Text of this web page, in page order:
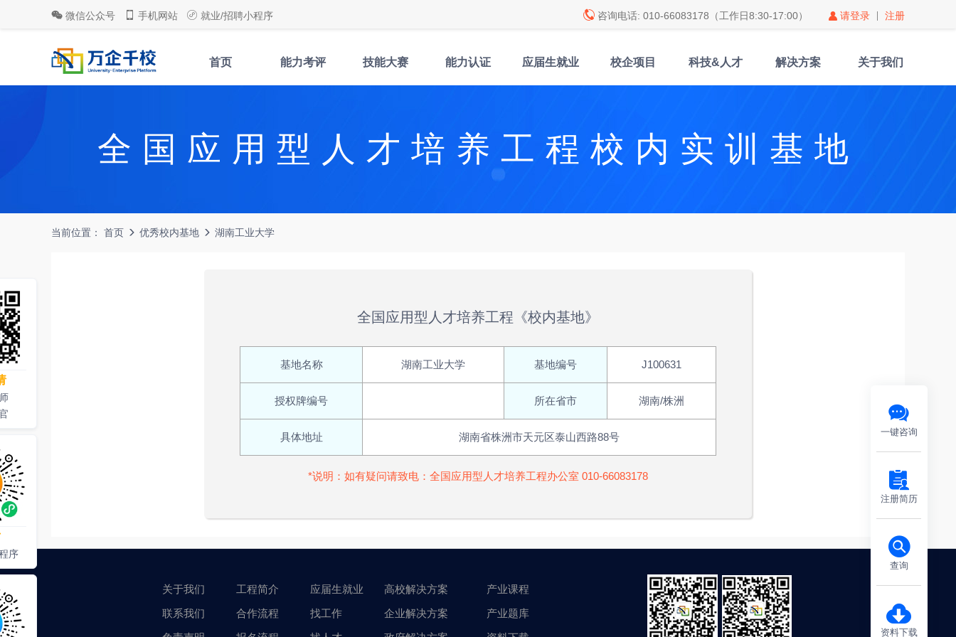
微信公众号 手机网站 就业/招聘小程序 咨询电话: 010-66083178（工作日8:30-17:00） 请登录 注册
首页 能力考评 技能大赛 能力认证 应届生就业 校企项目 科技&人才 解决方案 关于我们
全国应用型人才培养工程校内实训基地
当前位置： 首页 优秀校内基地 湖南工业大学
全国应用型人才培养工程《校内基地》
基地名称 湖南工业大学 基地编号 J100631
授权牌编号 所在省市 湖南/株洲
具体地址 湖南省株洲市天元区泰山西路88号
*说明：如有疑问请致电：全国应用型人才培养工程办公室 010-66083178
关于我们 工程简介 应届生就业 高校解决方案
产业课程
联系我们
合作流程 找工作 企业解决方案
产业题库
序
一键咨询
注册简历
查询
资料下载